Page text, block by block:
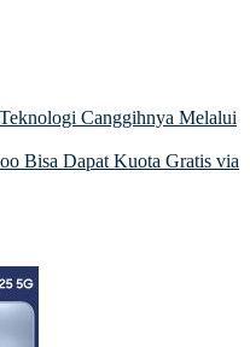
Canggihnya Melalui
Bisa Dapat Kuota Gratis via